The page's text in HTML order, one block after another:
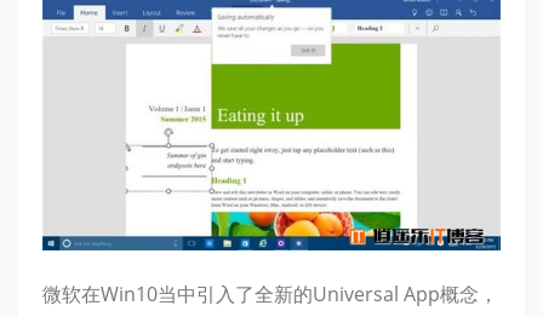
微软在Win10当中引入了全新的Universal App概念，